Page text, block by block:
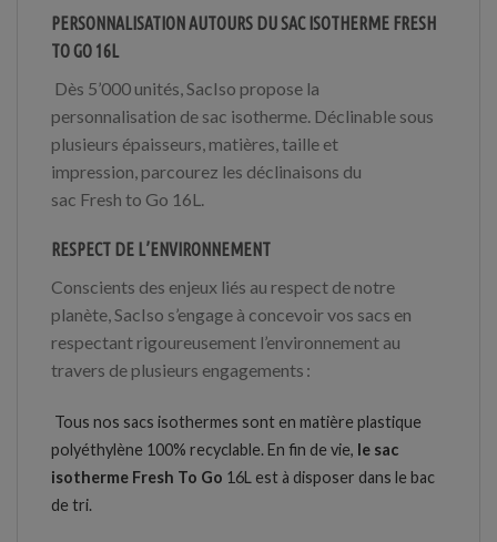
PERSONNALISATION AUTOURS DU SAC ISOTHERME FRESH
TO GO 16L
Dès 5’000 unités,SacIso propose la
personnalisation de sac isotherme. Déclinable sous
plusieurs épaisseurs, matières, taille et
impression, parcourez les déclinaisons du
sac Fresh to Go 16L.
RESPECT DE L’ENVIRONNEMENT
Conscients des enjeux liés au respect de notre
planète, SacIso s’engage à concevoir vos sacs en
respectant rigoureusement l’environnement au
travers de plusieurs engagements :
Tous nos sacs isothermes sont en matière plastique
polyéthylène 100% recyclable. En fin de vie, le sac
isotherme Fresh To Go 16L est à disposer dans le bac
de tri.